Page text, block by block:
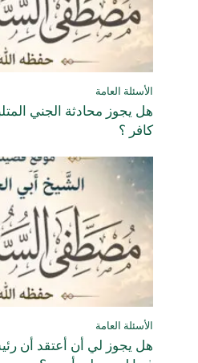
الأسئلة العامة
هل يجوز محادثة الجني
كافر ؟
الأسئلة العامة
هل يجوز لي أن أعتقد أن